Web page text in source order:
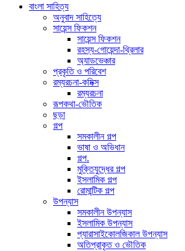
বাংলা সাহিত্য
অনুবাদ সাহিত্যে
সায়েন্স ফিকশন
সায়েন্স ফিকশন
রহস্য-গোয়েন্দা-থ্রিলার
অ্যাডভেঞ্চার
প্রকৃতি ও পরিবেশ
রম্যরচনা-কমিক্স
রম্যরচনা
রূপকথা-ভৌতিক
ছড়া
গল্প
সমকালীন গল্প
ভাষা ও অভিধান
গল্প.
মুক্তিযুদ্ধের গল্প
ইসলামিক গল্প
রোমান্টিক গল্প
উপন্যাস
সমকালীন উপন্যাস
ইসলামিক উপন্যাস
প্যারাসাইকোলজিকাল উপন্যাস
অতিপ্রাকৃত ও ভৌতিক